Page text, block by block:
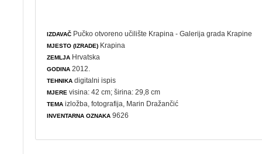
IZDAVAČ Pučko otvoreno učilište Krapina - Galerija grada Krapine
MJESTO (IZRADE) Krapina
ZEMLJA Hrvatska
GODINA 2012.
TEHNIKA digitalni ispis
MJERE visina: 42 cm; širina: 29,8 cm
TEMA izložba ,fotografija , Marin Dražančić
INVENTARNA OZNAKA 9626